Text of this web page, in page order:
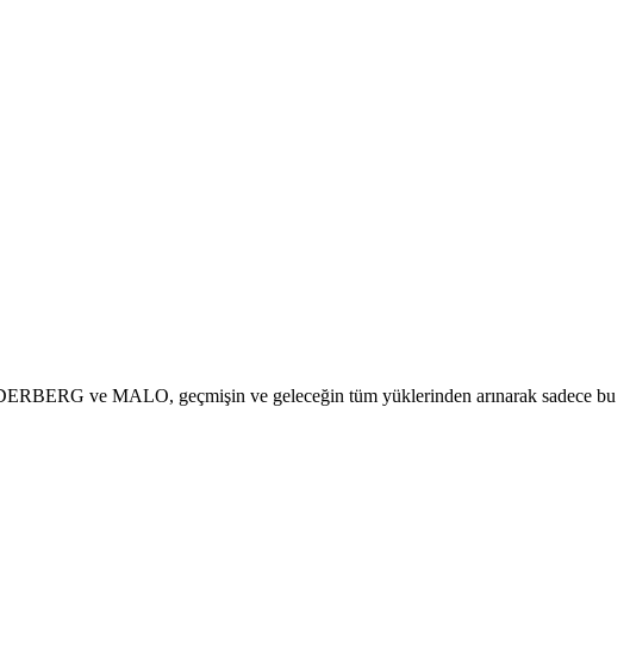
ve MALO, geçmişin ve geleceğin tüm yüklerinden arınarak sadece bu